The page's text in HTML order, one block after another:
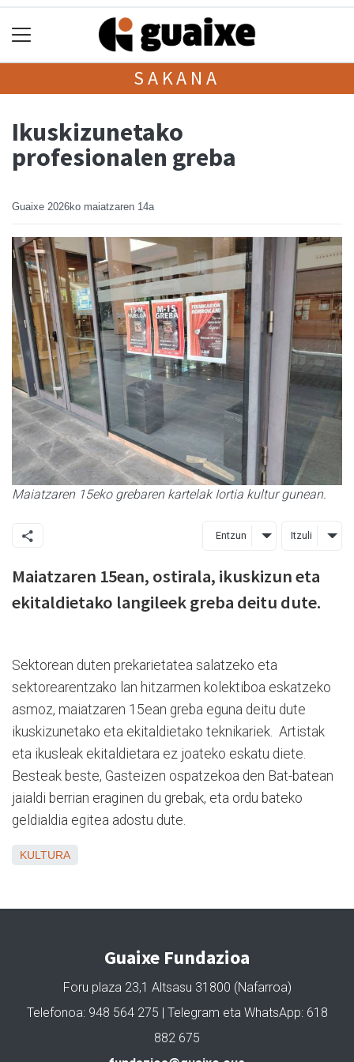
SAKANA
Ikuskizunetako
profesionalen greba
Guaixe 2026ko maiatzaren 14a
Maiatzaren 15eko grebaren kartelak Iortia kultur gunean.
Entzun Itzuli
Maiatzaren 15ean, ostirala, ikuskizun eta
ekitaldietako langileek greba deitu dute.
Sektorean duten prekarietatea salatzeko eta
sektorearentzako lan hitzarmen kolektiboa eskatzeko
asmoz, maiatzaren 15ean greba eguna deitu dute
ikuskizunetako eta ekitaldietako teknikariek. Artistak
eta ikusleak ekitaldietara ez joateko eskatu diete.
Besteak beste, Gasteizen ospatzekoa den Bat-batean
jaialdi berrian eraginen du grebak, eta ordu bateko
geldialdia egitea adostu dute.
KULTURA
Guaixe Fundazioa
Foru plaza 23,1 Altsasu 31800 (Nafarroa)
Telefonoa: 948 564 275 | Telegram eta WhatsApp: 618
882 675